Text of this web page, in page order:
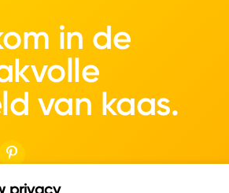
in de
van kaas.
privacy